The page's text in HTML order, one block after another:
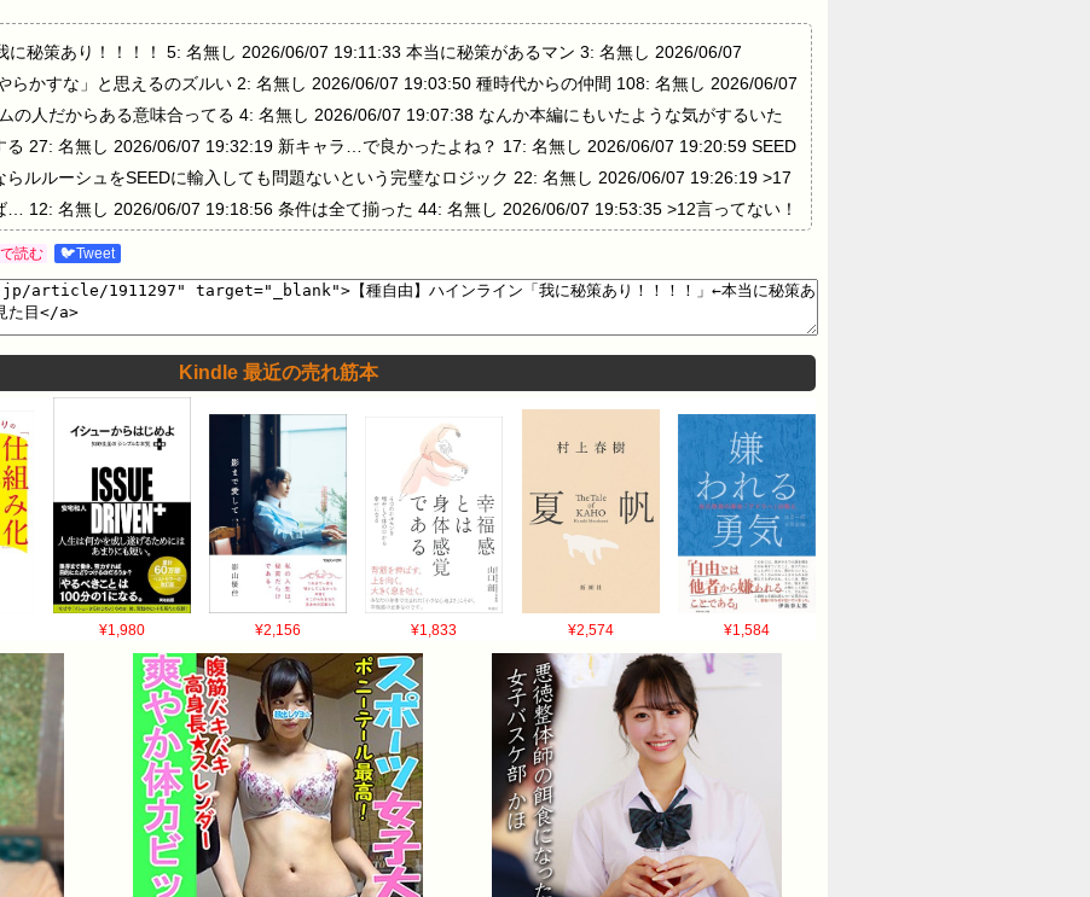
秘策あり！！！！ 5: 名無し 2026/06/07 19:11:33 本当に秘策があるマン 3: 名無し 2026/06/07
らかすな」と思えるのズルい 2: 名無し 2026/06/07 19:03:50 種時代からの仲間 108: 名無し 2026/06/07
の人だからある意味合ってる 4: 名無し 2026/06/07 19:07:38 なんか本編にもいたような気がするいた
る 27: 名無し 2026/06/07 19:32:19 新キャラ…で良かったよね？ 17: 名無し 2026/06/07 19:20:59 SEED
ルルーシュをSEEDに輸入しても問題ないという完璧なロジック 22: 名無し 2026/06/07 19:26:19 >17
… 12: 名無し 2026/06/07 19:18:56 条件は全て揃った 44: 名無し 2026/06/07 19:53:35 >12言ってない！
19:55:44 >44言ってもこの人の場合自陣野営にスザクやカレンがいっぱいいるみたいなもんだから問題
読む 🐦Tweet
Kindle 最近の売れ筋本
¥1,980 ¥2,156 ¥1,833 ¥2,574 ¥1,584